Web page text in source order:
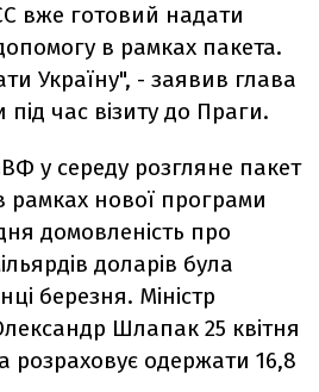
вже готовий надати
в рамках пакета.
Україну", - заявив глава
час візиту до Праги.
у середу розгляне пакет
рамках нової програми
домовленість про
доларів була
березня. Міністр
Шлапак 25 квітня
розраховує одержати 16,8